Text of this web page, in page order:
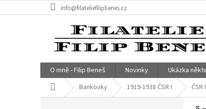
na
info@filateliefilipbenes.cz
O mně - Filip Beneš Novinky Ukázka
Domů Bankovky 1919-1938 ČSR I